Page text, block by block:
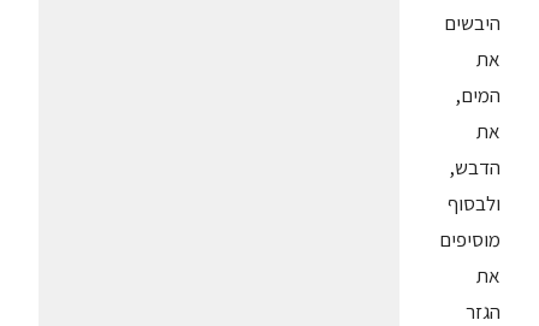
היבשים
את
המים,
את
הדבש,
ולבסוף
מוסיפים
את
הגזר